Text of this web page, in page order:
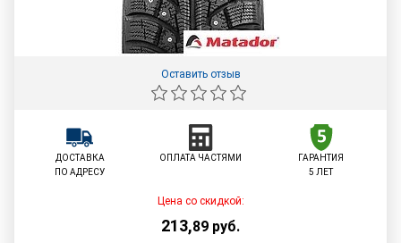
Оставить отзыв
ДОСТАВКА
ПО АДРЕСУ
ОПЛАТА ЧАСТЯМИ
ГАРАНТИЯ
5 ЛЕТ
Цена со скидкой:
213,89 руб.